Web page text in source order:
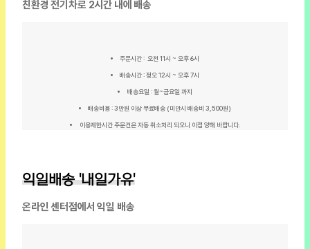
친환경 전기차로 2시간 내에 배송
주문시간 : 오전 11시 ~ 오후 6시
배송시간 : 정오 12시 ~ 오후 7시
배송요일 : 월~금요일 까지
배송비용 : 3만원 이상 무료배송 (미만시 배송비 3,500원)
이용제한시간 주문건은 자동 취소처리 되오니 이점 양해 바랍니다.
익일배송 '내일가유'
온라인 센터점에서 익일 배송